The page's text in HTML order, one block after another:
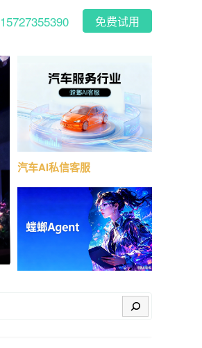
15727355390 免费试用
汽车AI私信客服